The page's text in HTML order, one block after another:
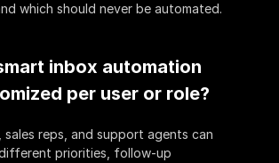
which should never be automated.
inbox automation
per user or role?
sales reps, and support agents can
priorities, follow-up